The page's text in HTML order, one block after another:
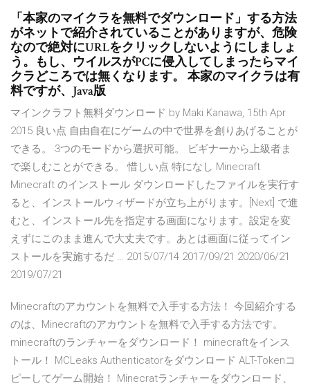
「本家のマイクラを無料でダウンロード」する方法
がネットで紹介されていることがありますが、危険
なので絶対にURLをクリックしないようにしましょ
う。もし、ウイルスがPCに侵入してしまったらマイ
クラどころでは無くなります。 本家のマイクラは有
料ですが、Java版
マインクラフト無料ダウンロード by Maki Kanawa, 15th Apr
2015 良い点 自由自在にゲームの中で世界を創りあげることが
できる。 3つのモードから選択可能。 ビギナーから上級者ま
で楽しむことができる。 惜しい点 特になし Minecraft
Minecraft のインストール ダウンロードしたファイルを実行す
ると、インストールウィザードが立ち上がります。[Next] で進
むと、インストール先を指定する画面になります。設定を変
えずにこのまま進んで大丈夫です。あとは画面に従ってイン
ストールを実施するだ … 2015/07/14 2017/09/21 2020/06/21
2019/07/21
Minecraftのアカウントを無料で入手する方法！ 今回紹介する
のは、Minecraftのアカウントを無料で入手する方法です。
minecraftのランチャーをダウンロード！ minecraftをインス
トール！ MCLeaks Authenticatorをダウンロード ALT-Tokenコ
ピーしてゲーム開始！ Minecratランチャーをダウンロード、